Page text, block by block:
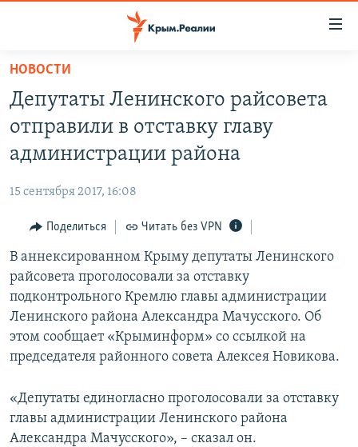
Вернуться
основному
содержанию
Вернутся
главной
навигации
Вернутся
поиску
СПЕЦПРОЕКТЫ
11 ЛЕТ ОККУПАЦИИ КРЫМА. 11 ИСТОРИЙ СОПРОТИВЛЕНИЯ
ВОДА
ЕЩЕ
ИНТЕРАКТИВ
ИНФОГРАФИКА
ТЕЛЕПРОЕКТ КРЫМ.РЕАЛИИ
СОВЕТЫ ПРАВОЗАЩИТНИКОВ
ПРОПАВШИЕ БЕЗ ВЕСТИ
КРЫМ.НЕПОКОРЕННЫЙ
РАДІО СВОБОДА
КАК ОБОЙТИ БЛОКИРОВКУ
Українською
Qırımtatar
НОВОСТИ
Депутаты Ленинского райсовета
отправили в отставку главу
администрации района
15 сентября 2017, 16:08
Поделиться Читать без VPN
В аннексированном Крыму депутаты Ленинского
райсовета проголосовали за отставку
подконтрольного Кремлю главы администрации
Ленинского района Александра Мачусского. Об
этом сообщает «Крыминформ» со ссылкой на
председателя районного совета Алексея Новикова.
«Депутаты единогласно проголосовали за отставку
главы администрации Ленинского района
Александра Мачусского», – сказал он.